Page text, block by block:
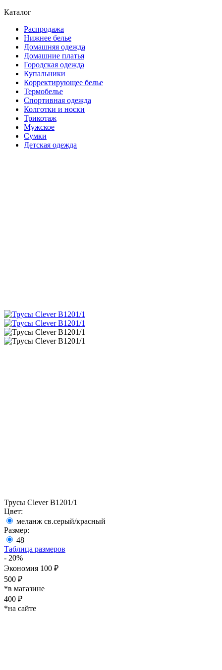
Каталог
Распродажа
Нижнее белье
Домашняя одежда
Домашние платья
Городская одежда
Купальники
Корректирующее белье
Термобелье
Спортивная одежда
Колготки и носки
Трикотаж
Мужское
Сумки
Детская одежда
Трусы Clever B1201/1
Цвет:
меланж св.серый/красный
Размер:
48
Таблица размеров
- 20%
Экономия 100 ₽
500 ₽
*в магазине
400 ₽
*на сайте